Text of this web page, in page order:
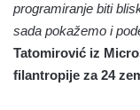
programiranje biti
sada pokažemo i
Tatomirović iz
filantropije za 24